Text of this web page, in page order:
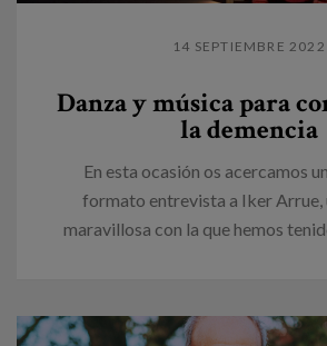
14 SEPTIEMBRE 2022
Danza y música para
la demencia
En esta ocasión os acercamos
formato entrevista a Iker Arrue,
maravillosa con la que hemos